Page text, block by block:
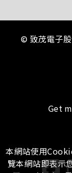
© 致茂電子股
Get
本網站使用
覽本網站即表示